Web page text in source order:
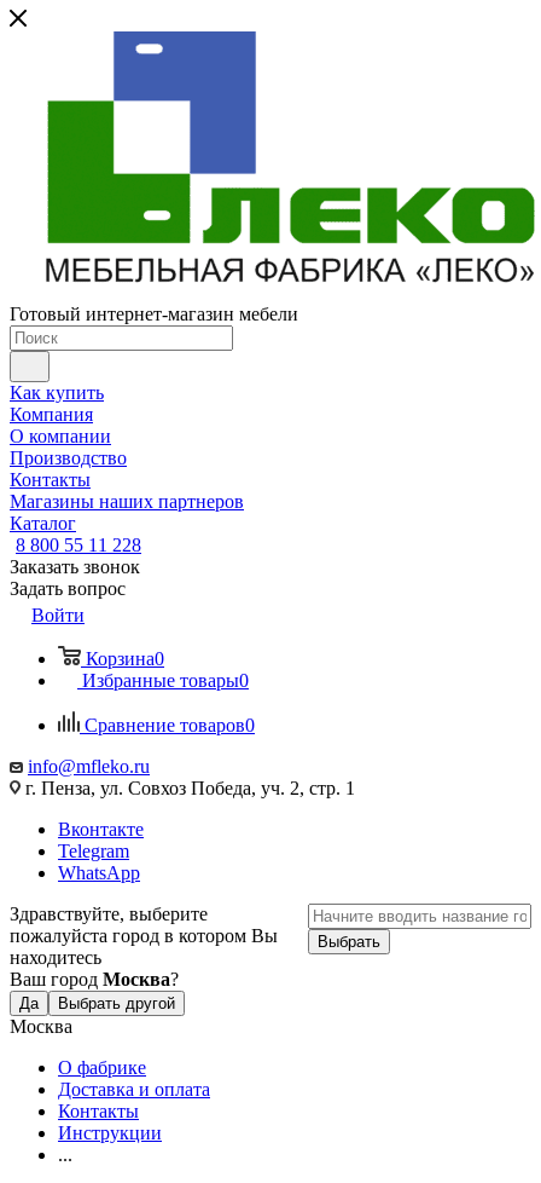
Готовый интернет-магазин мебели
Как купить
Компания
О компании
Производство
Контакты
Магазины наших партнеров
Каталог
8 800 55 11 228
Заказать звонок
Задать вопрос
Войти
Корзина0
Избранные товары0
Сравнение товаров0
info@mfleko.ru
г. Пенза, ул. Совхоз Победа, уч. 2, стр. 1
Вконтакте
Telegram
WhatsApp
Здравствуйте, выберите
пожалуйста город в котором Вы
находитесь
Ваш город Москва?
Да Выбрать другой
Выбрать
Москва
О фабрике
Доставка и оплата
Контакты
Инструкции
...